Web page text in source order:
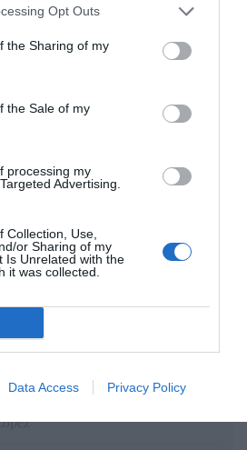
Opt Outs
the Sharing of my
the Sale of my
processing my
Advertising.
Collection, Use,
or Sharing of my
Is Unrelated with the
it was collected.
Data Access Privacy Policy
dos pleitos con
euros... suma y
35 cerró la sesión del
en los 20.057 puntos,